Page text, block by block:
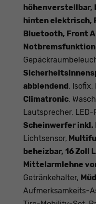
höhenverstellbar,
hinten elektrisch,
Bluetooth, Front
Notbremsfunktion
abblendend, Isofix,
Climatronic,
Lautsprecher,
Scheinwerfer inkl.
Lichtsensor,
beheizbar, 16 Zoll
Mittelarmlehne
Getränkehalter,
Aufmerksamkeits-